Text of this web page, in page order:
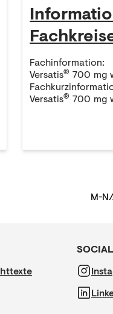
Fachinformation:
Versatis® 700 mg
Versatis® 700 mg
M-